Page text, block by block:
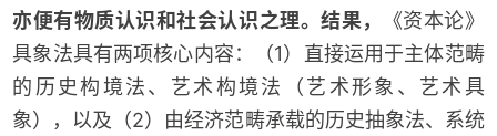
亦便有物质认识和社会认识之理。结果，
《资本论》
具象法具有两项核心内容：（1）直接运用于主体范畴
的历史构境法、艺术构境法（艺术形象、艺术具
象），以及（2）由经济范畴承载的历史抽象法、系统